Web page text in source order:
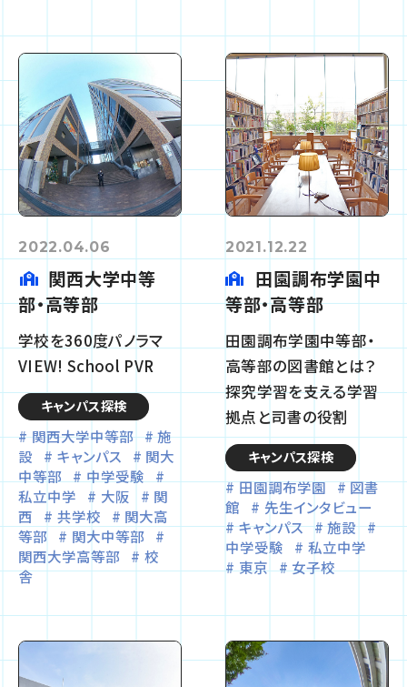
2022.04.06
関西大学中等
部・高等部
学校を360度パノラマ
VIEW! School PVR
キャンパス探検
関西大学中等部
施
設
キャンパス
関大
中等部
中学受験
私立中学
大阪
関
西
共学校
関大高
等部
関大中等部
関西大学高等部
校
舎
2021.12.22
田園調布学園中
等部・高等部
田園調布学園中等部・
高等部の図書館とは？
探究学習を支える学習
拠点と司書の役割
キャンパス探検
田園調布学園
図書
館
先生インタビュー
キャンパス
施設
中学受験
私立中学
東京
女子校